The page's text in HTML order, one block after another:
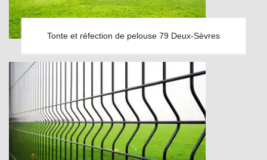
Tonte et réfection de pelouse 79 Deux-Sèvres